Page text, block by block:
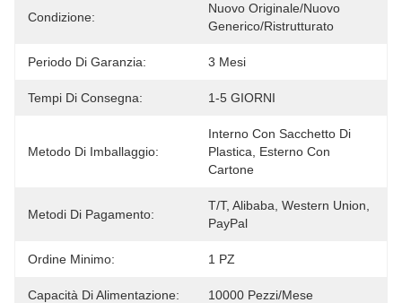
Condizione:
Nuovo Originale/Nuovo
Generico/Ristrutturato
Periodo Di Garanzia: 3 Mesi
Tempi Di Consegna: 1-5 GIORNI
Metodo Di Imballaggio:
Interno Con Sacchetto Di
Plastica, Esterno Con
Cartone
Metodi Di Pagamento:
T/T, Alibaba, Western Union,
PayPal
Ordine Minimo: 1 PZ
Capacità Di Alimentazione: 10000 Pezzi/mese